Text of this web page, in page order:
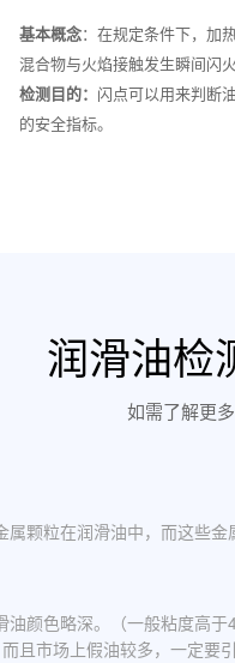
基本概念：在规定条件下，加
混合物与火焰接触发生瞬间闪
检测目的： 闪点可以用来判断
的安全指标。
润滑油检
如需了解更
颗粒在润滑油中，而这些金
颜色略深。（一般粘度高
且市场上假油较多，一定要引